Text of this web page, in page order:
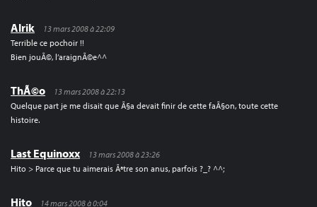
Alrik
13 mars 2008 à 22:09
Terrible ce pochoir !!
Bien jouÃ©, l’araignÃ©e^^
ThÃ©o
13 mars 2008 à 22:13
Quelque part je me disait que Ã§a devait finir de cette faÃ§on, toute cette
histoire.
Last Equinoxx
13 mars 2008 à 23:26
Hito > Parce que tu aimerais Ãªtre son anus, parfois ?_? ^^;
Hito
14 mars 2008 à 0:04